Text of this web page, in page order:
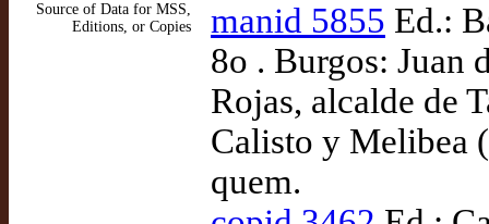
Source of Data for MSS,
Editions, or Copies
manid 5855 Ed.:
8o . Burgos: Juan
Rojas, alcalde de
Calisto y Melibea
quem.